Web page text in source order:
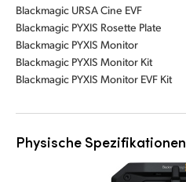
Blackmagic URSA Cine EVF
Blackmagic PYXIS Rosette Plate
Blackmagic PYXIS Monitor
Blackmagic PYXIS Monitor Kit
Blackmagic PYXIS Monitor EVF Kit
Physische Spezifikationen